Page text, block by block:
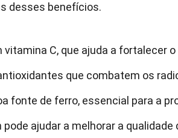
desses benefícios.
vitamina C, que ajuda a fortalecer
que combatem os
fonte de ferro, essencial para a
pode ajudar a melhorar a